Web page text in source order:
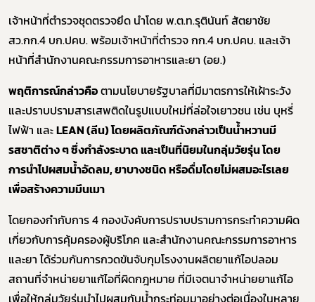
เจ้าหน้าที่ตำรวจชุดตรวจยึด นำโดย พ.ต.ท.รุตินันท์ สัตยาชัย
สว.กก.4 บก.ปคบ. พร้อมเจ้าหน้าที่ตำรวจ กก.4 บก.ปคบ. และเจ้า
หน้าที่สำนักงานคณะกรรมการอาหารและยา (อย.)
พฤติการณ์กล่าวคือตามนโยบายรัฐบาลที่มีมาตรการให้เฝ้าระวัง
และปราบปรามสารเสพติดในรูปแบบใหม่ที่ล่อใจเยาวชน เช่น บุหรี่
ไฟฟ้า และLEAN (ลีน) โดยผลิตภัณฑ์ดังกล่าวเป็นน้ำหวานมี
รสชาติต่าง ๆ ซึ่งกำลังระบาด และเป็นที่นิยมในกลุ่มวัยรุ่น โดย
การนำไปผสมน้ำอัดลม, ยาบางชนิด หรือดื่มโดยไม่ผสมอะไรเลย
เพื่อสร้างความมึนเมา
โดยกองกำกับการ 4 กองบังคับการปราบปรามการกระทำความผิด
เกี่ยวกับการคุ้มครองผู้บริโภค และสำนักงานคณะกรรมการอาหาร
และยา ได้ร่วมกันการกวดขันจับกุมโรงงานผลิตยาแก้ไอปลอม
สถานที่จำหน่ายยาแก้ไอที่ผิดกฎหมาย ที่มีเจตนาจำหน่ายยาแก้ไอ
เพื่อให้กลุ่มวัยรุ่นนำไปผสมกับน้ำกระท่อมมาอย่างต่อเนื่องในหลาย